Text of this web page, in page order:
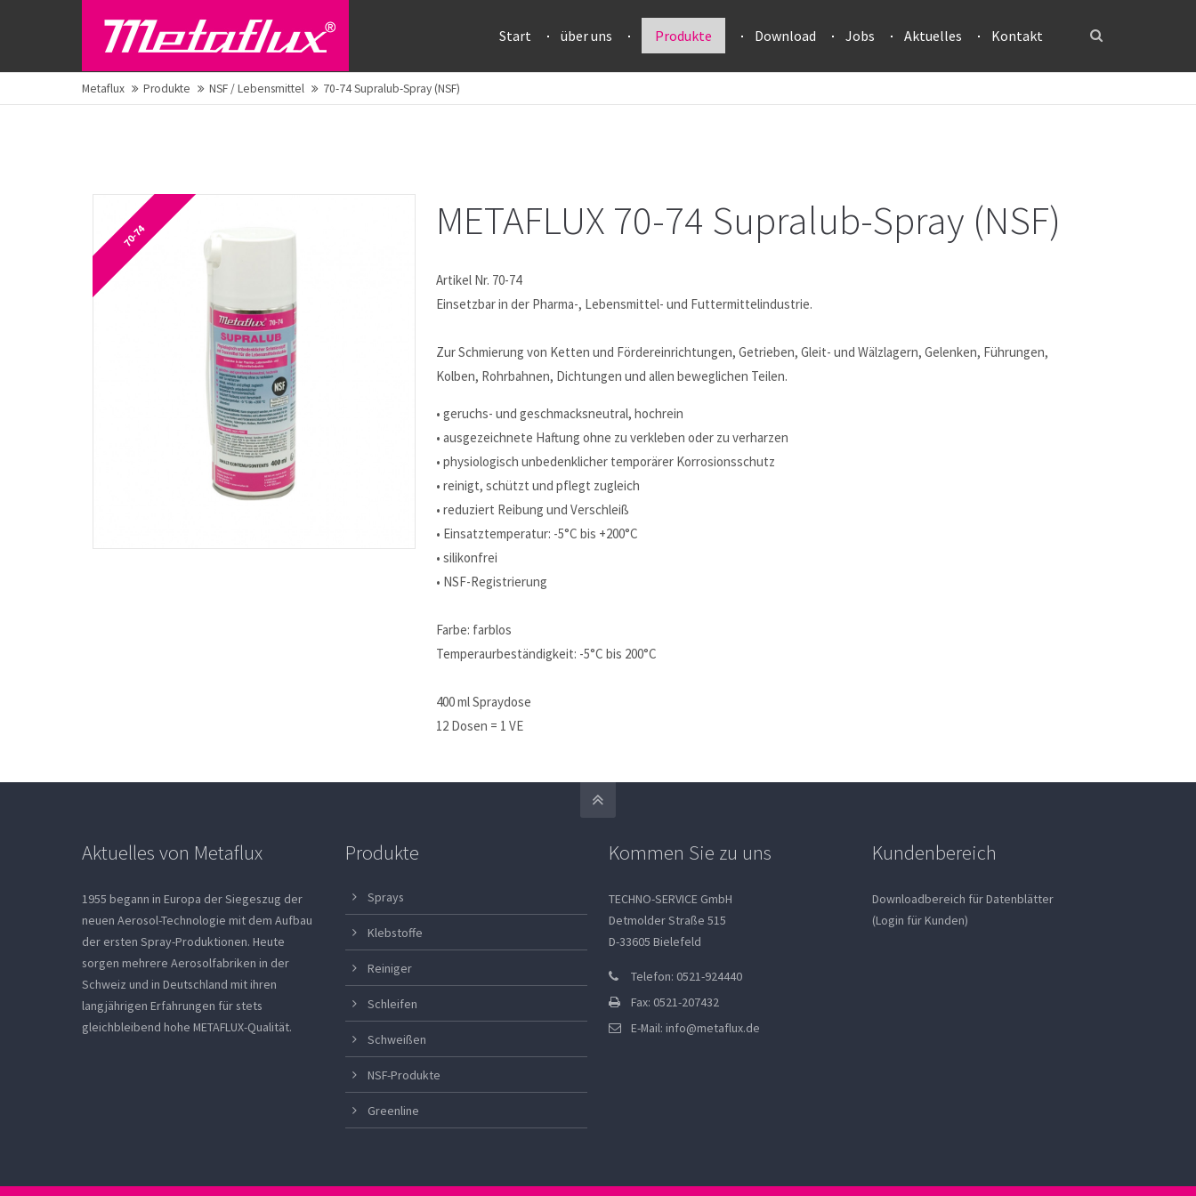
Start über uns Produkte Download Jobs Aktuelles Kontakt
Metaflux Produkte NSF / Lebensmittel 70-74 Supralub-Spray (NSF)
70-74 METAFLUX 70-74 Supralub-Spray (NSF)
Artikel Nr. 70-74
Einsetzbar in der Pharma-, Lebensmittel- und Futtermittelindustrie.
Zur Schmierung von Ketten und Fördereinrichtungen, Getrieben, Gleit- und Wälzlagern, Gelenken, Führungen,
Kolben, Rohrbahnen, Dichtungen und allen beweglichen Teilen.
• geruchs- und geschmacksneutral, hochrein
• ausgezeichnete Haftung ohne zu verkleben oder zu verharzen
• physiologisch unbedenklicher temporärer Korrosionsschutz
• reinigt, schützt und pflegt zugleich
• reduziert Reibung und Verschleiß
• Einsatztemperatur: -5°C bis +200°C
• silikonfrei
• NSF-Registrierung
Farbe: farblos
Temperaurbeständigkeit: -5°C bis 200°C
400 ml Spraydose
12 Dosen = 1 VE
Aktuelles von Metaflux
1955 begann in Europa der Siegeszug der
neuen Aerosol-Technologie mit dem Aufbau
der ersten Spray-Produktionen. Heute
sorgen mehrere Aerosolfabriken in der
Schweiz und in Deutschland mit ihren
langjährigen Erfahrungen für stets
gleichbleibend hohe METAFLUX-Qualität.
Produkte
Sprays
Klebstoffe
Reiniger
Schleifen
Schweißen
NSF-Produkte
Greenline
Kommen Sie zu uns
TECHNO-SERVICE GmbH
Detmolder Straße 515
D-33605 Bielefeld
Telefon: 0521-924440
Fax: 0521-207432
E-Mail:info@metaflux.de
Kundenbereich
Downloadbereich für Datenblätter
(Login für Kunden)